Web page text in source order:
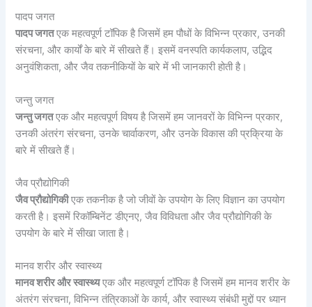
पादप जगत
पादप जगतएक महत्वपूर्ण टॉपिक है जिसमें हम पौधों के विभिन्न प्रकार, उनकी
संरचना, और कार्यों के बारे में सीखते हैं। इसमें वनस्पति कार्यकलाप, उद्भिद
अनुवंशिकता, और जैव तकनीकियों के बारे में भी जानकारी होती है।
जन्तु जगत
जन्तु जगतएक और महत्वपूर्ण विषय है जिसमें हम जानवरों के विभिन्न प्रकार,
उनकी अंतरंग संरचना, उनके चार्वाकरण, और उनके विकास की प्रक्रिया के
बारे में सीखते हैं।
जैव प्रौद्योगिकी
जैव प्रौद्योगिकीएक तकनीक है जो जीवों के उपयोग के लिए विज्ञान का उपयोग
करती है। इसमें रिकॉम्बिनेंट डीएनए, जैव विविधता और जैव प्रौद्योगिकी के
उपयोग के बारे में सीखा जाता है।
मानव शरीर और स्वास्थ्य
मानव शरीर और स्वास्थ्यएक और महत्वपूर्ण टॉपिक है जिसमें हम मानव शरीर के
अंतरंग संरचना, विभिन्न तंत्रिकाओं के कार्य, और स्वास्थ्य संबंधी मुद्दों पर ध्यान